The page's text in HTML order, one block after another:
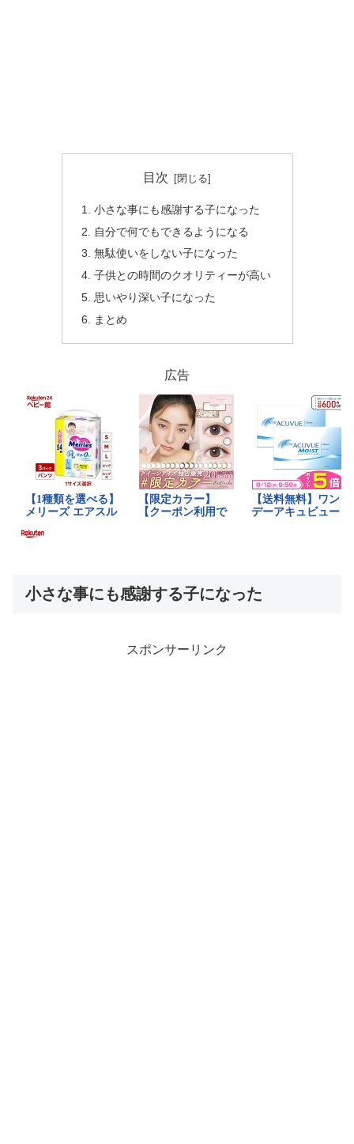
目次
小さな事にも感謝する子になった
自分で何でもできるようになる
無駄使いをしない子になった
子供との時間のクオリティーが高い
思いやり深い子になった
まとめ
広告
小さな事にも感謝する子になった
スポンサーリンク